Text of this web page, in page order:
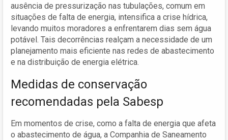
ausência de pressurização nas tubulações, comum em
situações de falta de energia, intensifica a crise hídrica,
levando muitos moradores a enfrentarem dias sem água
potável. Tais decorrências realçam a necessidade de um
planejamento mais eficiente nas redes de abastecimento
e na distribuição de energia elétrica.
Medidas de conservação
recomendadas pela Sabesp
Em momentos de crise, como a falta de energia que afeta
o abastecimento de água, a Companhia de Saneamento